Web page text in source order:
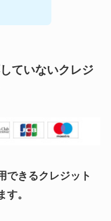
ていないクレジ
できるクレジット
。